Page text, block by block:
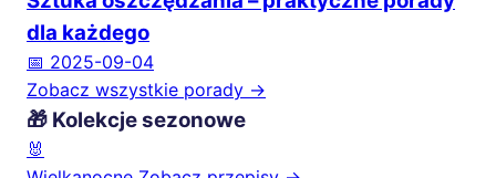
dla każdego
📅 2025-09-04
Zobacz wszystkie porady →
🎁 Kolekcje sezonowe
🐰